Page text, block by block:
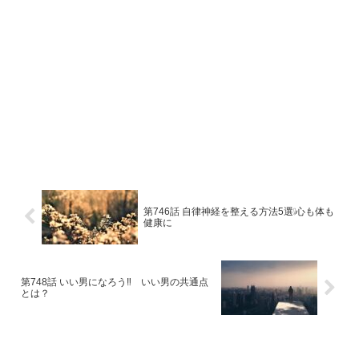
第746話 自律神経を整える方法5選❕心も体も
健康に
第748話 いい男になろう‼ いい男の共通点
とは？